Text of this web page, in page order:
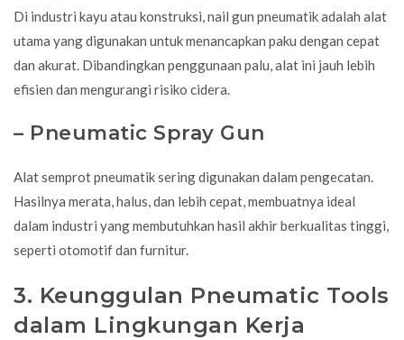
Di industri kayu atau konstruksi, nail gun pneumatik adalah alat
utama yang digunakan untuk menancapkan paku dengan cepat
dan akurat. Dibandingkan penggunaan palu, alat ini jauh lebih
efisien dan mengurangi risiko cidera.
– Pneumatic Spray Gun
Alat semprot pneumatik sering digunakan dalam pengecatan.
Hasilnya merata, halus, dan lebih cepat, membuatnya ideal
dalam industri yang membutuhkan hasil akhir berkualitas tinggi,
seperti otomotif dan furnitur.
3. Keunggulan Pneumatic Tools
dalam Lingkungan Kerja